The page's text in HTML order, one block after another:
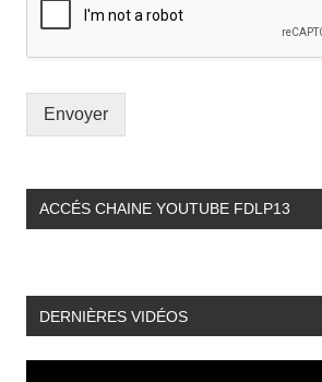
Envoyer
ACCÉS CHAINE YOUTUBE FDLP13
DERNIÈRES VIDÉOS